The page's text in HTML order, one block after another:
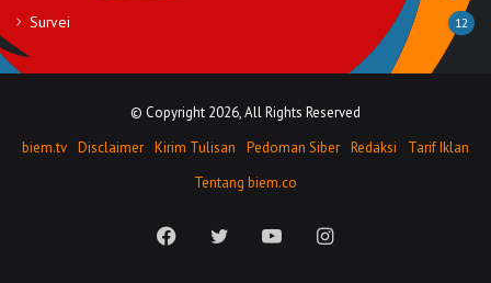
Survei 12
© Copyright 2026, All Rights Reserved
biem.tv Disclaimer Kirim Tulisan Pedoman Siber Redaksi
Tarif Iklan
Tentang biem.co
FacebookTwitter YouTubeInstagram